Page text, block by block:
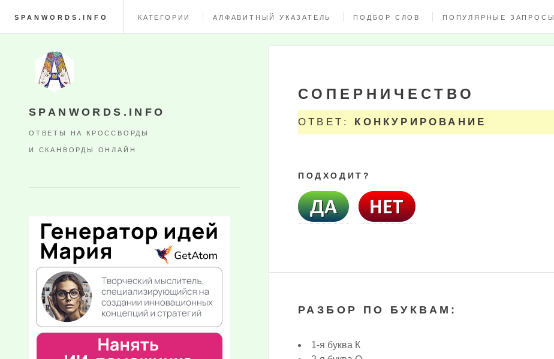
SPANWORDS.INFO КАТЕГОРИИ АЛФАВИТНЫЙ УКАЗАТЕЛЬ ПОДБОР СЛОВ ПОПУЛЯРНЫЕ ЗАПРОСЫ
СОПЕРНИЧЕСТВО
ОТВЕТ: КОНКУРИРОВАНИЕ
ПОДХОДИТ?
РАЗБОР ПО БУКВАМ:
1-я буква К
SPANWORDS.INFO
ОТВЕТЫ НА КРОССВОРДЫ
И СКАНВОРДЫ ОНЛАЙН